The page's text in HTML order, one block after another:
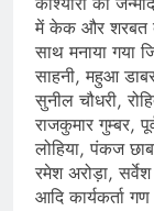
में केक और शरबत
साथ मनाया गया
साहनी, महुआ
सुनील चौधरी,
राजकुमार गुम्बर,
लोहिया, पंकज
रमेश अरोड़ा,
आदि कार्यकर्ता